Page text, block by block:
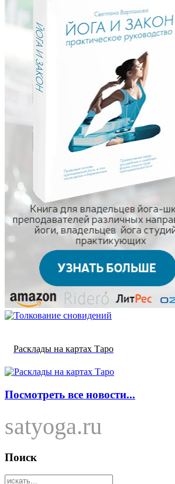
Расклады на картах Таро
Посмотреть все новости...
satyoga.ru
Поиск